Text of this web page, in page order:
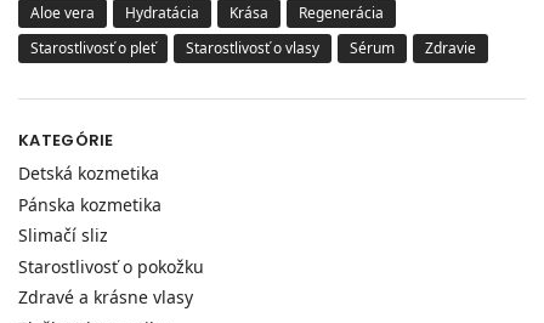
Aloe vera Hydratácia Krása
Regenerácia
Starostlivosť o pleť
Starostlivosť o vlasy Sérum Zdravie
KATEGÓRIE
Detská kozmetika
Pánska kozmetika
Slimačí sliz
Starostlivosť o pokožku
Zdravé a krásne vlasy